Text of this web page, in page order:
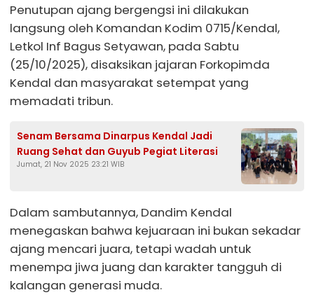
Penutupan ajang bergengsi ini dilakukan
langsung oleh Komandan Kodim 0715/Kendal,
Letkol Inf Bagus Setyawan, pada Sabtu
(25/10/2025), disaksikan jajaran Forkopimda
Kendal dan masyarakat setempat yang
memadati tribun.
Senam Bersama Dinarpus Kendal Jadi
Ruang Sehat dan Guyub Pegiat Literasi
Jumat, 21 Nov 2025 23:21 WIB
Dalam sambutannya, Dandim Kendal
menegaskan bahwa kejuaraan ini bukan sekadar
ajang mencari juara, tetapi wadah untuk
menempa jiwa juang dan karakter tangguh di
kalangan generasi muda.